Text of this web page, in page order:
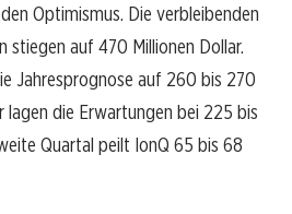
Optimismus. Die verbleibenden
stiegen auf 470 Millionen Dollar.
Jahresprognose auf 260 bis 270
lagen die Erwartungen bei 225 bis
Quartal peilt IonQ 65 bis 68